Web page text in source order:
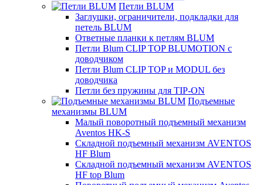
Петли BLUM
Заглушки, ограничители, подкладки для
петель BLUM
Ответные планки к петлям BLUM
Петли Blum CLIP TOP BLUMOTION с
доводчиком
Петли Blum CLIP TOP и MODUL без
доводчика
Петли без пружины для TIP-ON
Подъемные
механизмы BLUM
Малый поворотный подъемный механизм
Aventos HK-S
Складной подъемный механизм AVENTOS
HF Blum
Складной подъемный механизм AVENTOS
HF top Blum